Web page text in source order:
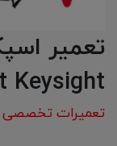
Keysight
تعمیرات تخصصی